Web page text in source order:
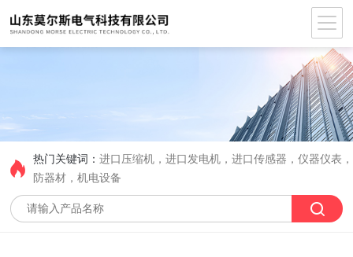
热门关键词：进口压缩机，进口发电机，进口传感器，仪器仪表
防器材，机电设备